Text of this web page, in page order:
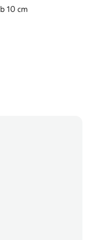
10 cm